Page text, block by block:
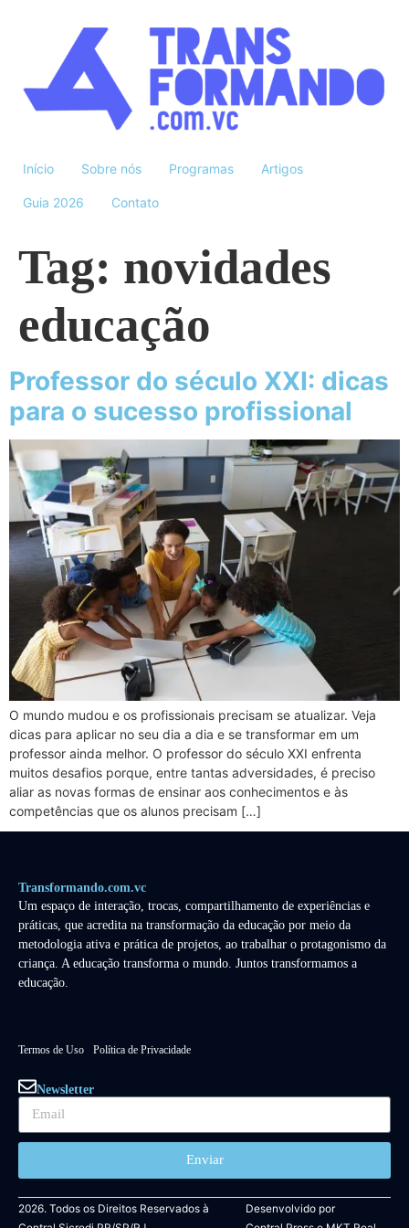
Início Sobre nós Programas Artigos
Guia 2026 Contato
Tag: novidades
educação
Professor do século XXI: dicas
para o sucesso profissional
O mundo mudou e os profissionais precisam se atualizar. Veja
dicas para aplicar no seu dia a dia e se transformar em um
professor ainda melhor. O professor do século XXI enfrenta
muitos desafios porque, entre tantas adversidades, é preciso
aliar as novas formas de ensinar aos conhecimentos e às
competências que os alunos precisam […]
Transformando.com.vc
Um espaço de interação, trocas, compartilhamento de experiências e
práticas, que acredita na transformação da educação por meio da
metodologia ativa e prática de projetos, ao trabalhar o protagonismo da
criança. A educação transforma o mundo. Juntos transformamos a
educação.
Termos de Uso Política de Privacidade
Newsletter
Enviar
2026. Todos os Direitos Reservados à
Desenvolvido por